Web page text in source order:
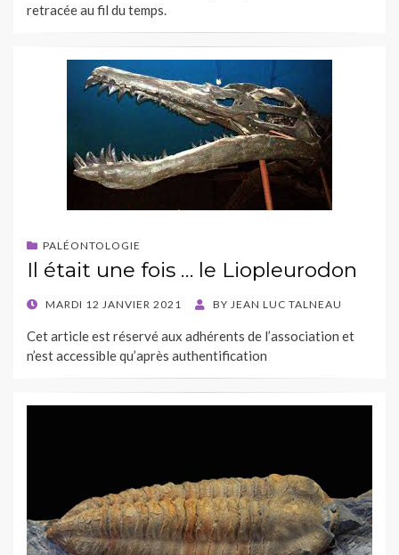
retracée au fil du temps.
PALÉONTOLOGIE
Il était une fois … le Liopleurodon
POSTED
MARDI 12 JANVIER 2021 BY JEAN LUC TALNEAU
Cet article est réservé aux adhérents de l’association et
n’est accessible qu’après authentification